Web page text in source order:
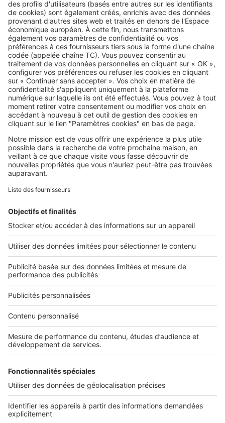
Image
Vendre
Comment vendre sa maison à un
promoteur immobilier ?
SeLoger c'est aussi
Retrouvez-nous sur ...
L'ENTREPRISE
Nous contacter
Nous recrutons
NOS APPLICATIONS
Découvrez nos applications
Tous nos services pro
Accès client
À DÉCOUVRIR